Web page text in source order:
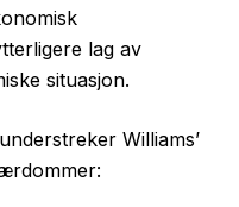
lag av
situasjon.
Williams’